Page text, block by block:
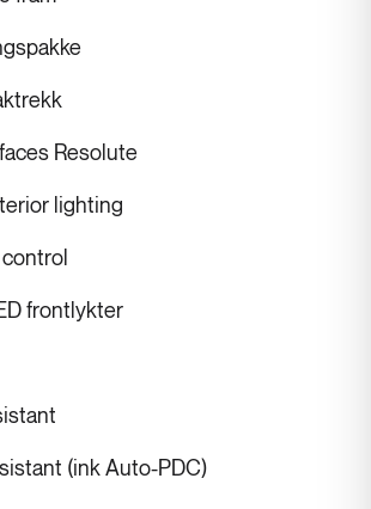
Resolute
lighting
frontlykter
(ink Auto-PDC)